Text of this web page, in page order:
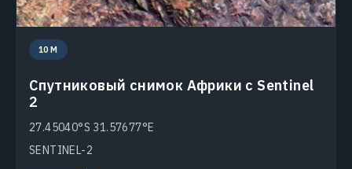
10 M
Спутниковый снимок Африки с Sentinel
2
27.45040°S 31.57677°E
SENTINEL-2